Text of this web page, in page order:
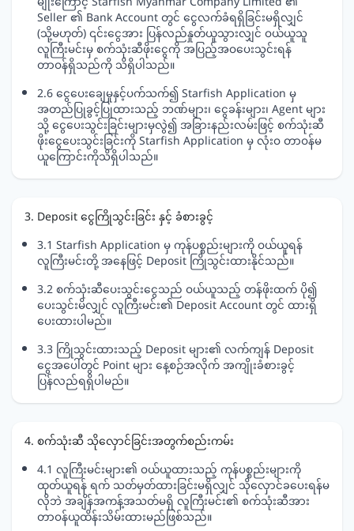
Seller ၏ Bank Account တွင် ငွေလက်ခံရရှိခြင်းမရှိလျှင်
(သို့မဟုတ်) ၎င်းငွေအား ပြန်လည်နှုတ်ယူသွားလျှင် ဝယ်ယူသူ
လူကြီးမင်းမှ စက်သုံးဆီဖိုးငွေကို အပြည့်အဝပေးသွင်းရန်
တာဝန်ရှိသည်ကို သိရှိပါသည်။
2.6 ငွေပေးချေမှုနှင့်ပက်သက်၍ Starfish Application မှ
အတည်ပြုခွင့်ပြုထားသည့် ဘဏ်များ၊ ငွေခန်းများ၊ Agent များ
သို့ ငွေပေးသွင်းခြင်းများမှလွဲ၍ အခြားနည်းလမ်းဖြင့် စက်သုံးဆီ
ဖိုးငွေပေးသွင်းခြင်းကို Starfish Application မှ လုံးဝ တာဝန်မ
ယူကြောင်းကိုသိရှိပါသည်။
3. Deposit ငွေကြိုသွင်းခြင်း နှင့် ခံစားခွင့်
3.1 Starfish Application မှ ကုန်ပစ္စည်းများကို ဝယ်ယူရန်
လူကြီးမင်းတို့ အနေဖြင့် Deposit ကြိုသွင်းထားနိုင်သည်။
3.2 စက်သုံးဆီပေးသွင်းငွေသည် ဝယ်ယူသည့် တန်ဖိုးထက် ပို၍
ပေးသွင်းမိလျှင် လူကြီးမင်း၏ Deposit Account တွင် ထားရှိ
ပေးထားပါမည်။
3.3 ကြိုသွင်းထားသည့် Deposit များ၏ လက်ကျန် Deposit
ငွေအပေါ်တွင် Point များ နေ့စဉ်အလိုက် အကျိုးခံစားခွင့်
ပြန်လည်ရရှိပါမည်။
4. စက်သုံးဆီ သိုလှောင်ခြင်းအတွက်စည်းကမ်း
4.1 လူကြီးမင်းများ၏ ဝယ်ယူထားသည့် ကုန်ပစ္စည်းများကို
ထုတ်ယူရန် ရက် သတ်မှတ်ထားခြင်းမရှိလျှင် သိုလှောင်ခပေးရန်မ
လိုဘဲ အချိန်အကန့်အသတ်မရှိ လူကြီးမင်း၏ စက်သုံးဆီအား
တာဝန်ယူထိန်းသိမ်းထားမည်ဖြစ်သည်။